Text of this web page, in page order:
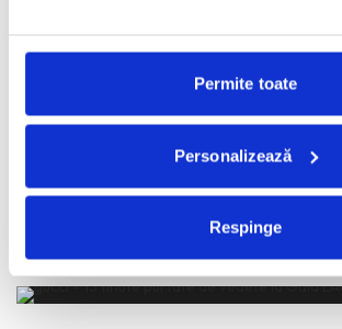
Permite toate
Personalizează
Respinge
recunosc ca designerii se pricep cum nu...
Curiozitatea de a afla castigatorii Globurilor de
intotdeauna de aceea de a descoperi tinutele